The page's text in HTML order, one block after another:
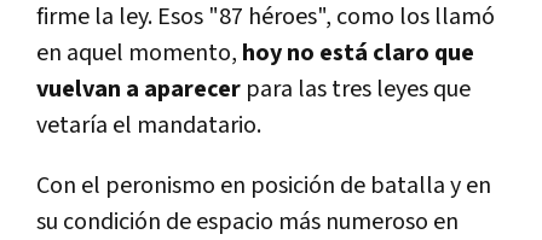
firme la ley. Esos "87 héroes", como los llamó
en aquel momento, hoy no está claro que
vuelvan a aparecer para las tres leyes que
vetaría el mandatario.
Con el peronismo en posición de batalla y en
su condición de espacio más numeroso en